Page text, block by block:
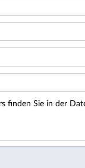
finden Sie in der